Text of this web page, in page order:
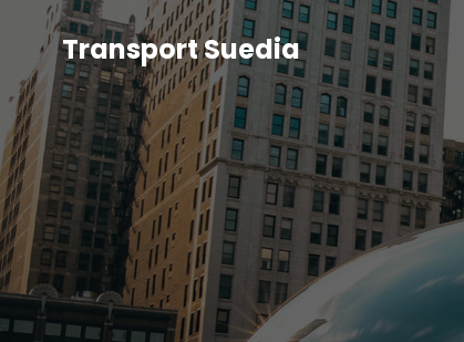
Transport Suedia